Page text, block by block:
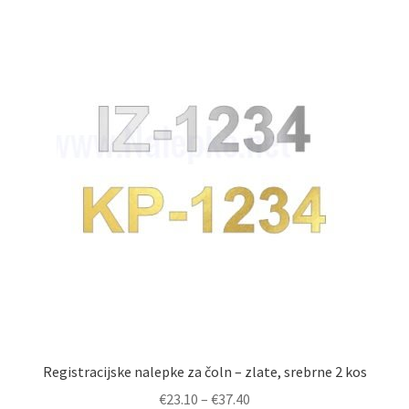
na
strani
izdelka
Registracijske nalepke za čoln – zlate, srebrne 2 kos
€23.10 – €37.40